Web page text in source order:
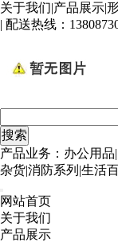
关于我们|产品展示|
| 配送热线：
产品业务：办公用
杂货|消防系列|生活
网站首页
关于我们
产品展示